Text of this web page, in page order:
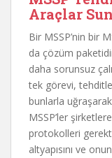
Araçlar
Bir MSSP’nin bir
da çözüm
daha sorunsuz
tek görevi,
bunlarla
MSSP’ler
protokolleri
altyapısını ve